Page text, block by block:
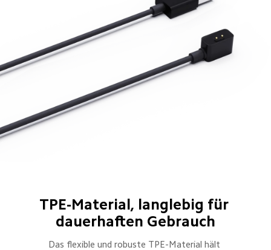
TPE-Material, langlebig für
dauerhaften Gebrauch
Das flexible und robuste TPE-Material hält